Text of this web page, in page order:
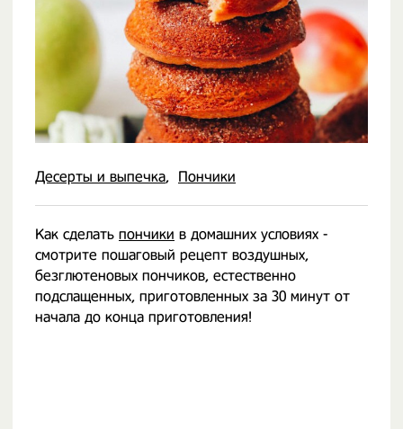
Десерты и выпечка Пончики
Как сделать пончики в домашних условиях -
смотрите пошаговый рецепт воздушных,
безглютеновых пончиков, естественно
подслащенных, приготовленных за 30 минут от
начала до конца приготовления!